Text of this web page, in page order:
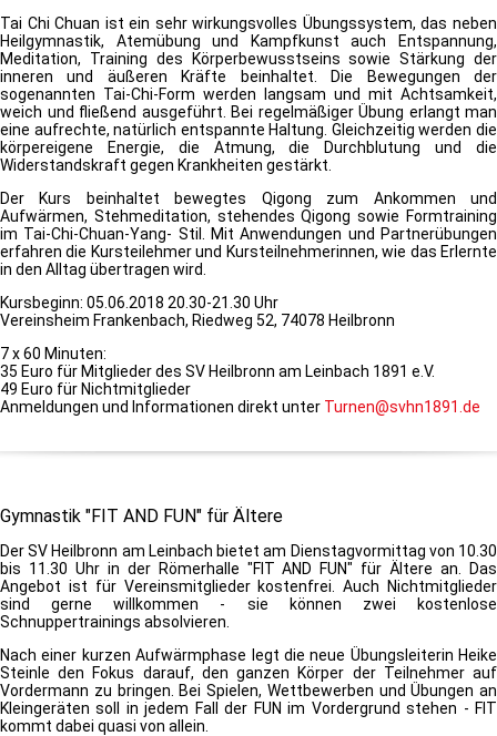
Tai Chi Chuan ist ein sehr wirkungsvolles Übungssystem, das neben
Heilgymnastik, Atemübung und Kampfkunst auch Entspannung,
Meditation, Training des Körperbewusstseins sowie Stärkung der
inneren und äußeren Kräfte beinhaltet. Die Bewegungen der
sogenannten Tai-Chi-Form werden langsam und mit Achtsamkeit,
weich und fließend ausgeführt. Bei regelmäßiger Übung erlangt man
eine aufrechte, natürlich entspannte Haltung. Gleichzeitig werden die
körpereigene Energie, die Atmung, die Durchblutung und die
Widerstandskraft gegen Krankheiten gestärkt.
Der Kurs beinhaltet bewegtes Qigong zum Ankommen und
Aufwärmen, Stehmeditation, stehendes Qigong sowie Formtraining
im Tai-Chi-Chuan-Yang- Stil. Mit Anwendungen und Partnerübungen
erfahren die Kursteilehmer und Kursteilnehmerinnen, wie das Erlernte
in den Alltag übertragen wird.
Kursbeginn: 05.06.2018 20.30-21.30 Uhr
Vereinsheim Frankenbach, Riedweg 52, 74078 Heilbronn
7 x 60 Minuten:
35 Euro für Mitglieder des SV Heilbronn am Leinbach 1891 e.V.
49 Euro für Nichtmitglieder
Anmeldungen und Informationen direkt unter Turnen@svhn1891.de
Gymnastik "FIT AND FUN" für Ältere
Der SV Heilbronn am Leinbach bietet am Dienstagvormittag von 10.30
bis 11.30 Uhr in der Römerhalle "FIT AND FUN" für Ältere an. Das
Angebot ist für Vereinsmitglieder kostenfrei. Auch Nichtmitglieder
sind gerne willkommen - sie können zwei kostenlose
Schnuppertrainings absolvieren.
Nach einer kurzen Aufwärmphase legt die neue Übungsleiterin Heike
Steinle den Fokus darauf, den ganzen Körper der Teilnehmer auf
Vordermann zu bringen. Bei Spielen, Wettbewerben und Übungen an
Kleingeräten soll in jedem Fall der FUN im Vordergrund stehen - FIT
kommt dabei quasi von allein.